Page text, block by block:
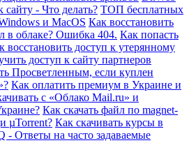
сайту - Что делать? ТОП бесплатных
и MacOS Как восстановить
в облаке? Ошибка 404. Как попасть
восстановить доступ к утерянному
доступ к сайту партнеров
Просветленным, если куплен
Как оплатить премиум в Украине и
с «Облако Mail.ru» и
Как скачать файл по magnet-
µTorrent? Как скачивать курсы в
- Ответы на часто задаваемые